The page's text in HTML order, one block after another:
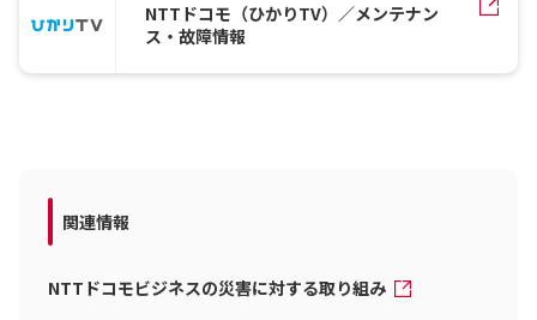
NTTドコモ（ひかりTV）／メンテナン
ス・故障情報
関連情報
NTTドコモビジネスの災害に対する取り組み